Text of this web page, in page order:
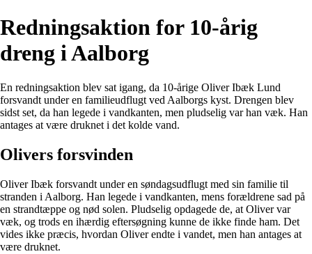
Redningsaktion for 10-årig
dreng i Aalborg
En redningsaktion blev sat igang, da 10-årige Oliver Ibæk Lund
forsvandt under en familieudflugt ved Aalborgs kyst. Drengen blev
sidst set, da han legede i vandkanten, men pludselig var han væk. Han
antages at være druknet i det kolde vand.
Olivers forsvinden
Oliver Ibæk forsvandt under en søndagsudflugt med sin familie til
stranden i Aalborg. Han legede i vandkanten, mens forældrene sad på
en strandtæppe og nød solen. Pludselig opdagede de, at Oliver var
væk, og trods en ihærdig eftersøgning kunne de ikke finde ham. Det
vides ikke præcis, hvordan Oliver endte i vandet, men han antages at
være druknet.